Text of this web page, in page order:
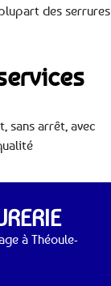
des serrures
sans arrêt, avec
à Théoule-